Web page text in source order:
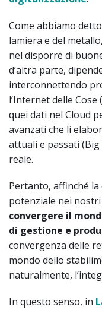
Come abbiamo
lamiera e del
nel disporre di
d’altra parte,
interconnettendo
l’Internet delle
quei dati nel Cloud
avanzati che li
attuali e passati
reale.
Pertanto, affinché
potenziale nei
convergere il
di gestione e
convergenza delle
mondo dello
naturalmente,
In questo senso, in